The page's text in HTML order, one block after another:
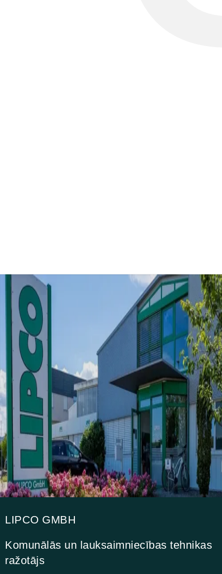
LIPCO GMBH
Komunālās un lauksaimniecības tehnikas
ražotājs